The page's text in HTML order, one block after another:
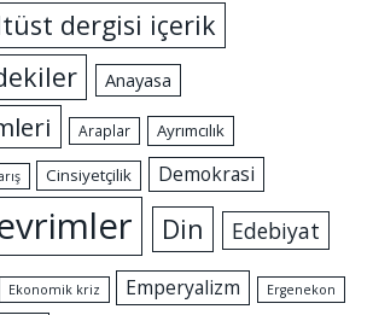
dergisi içerik
Anayasa
Araplar Ayrımcılık
Cinsiyetçilik Demokrasi
Din Edebiyat
Ekonomik kriz Emperyalizm Ergenekon